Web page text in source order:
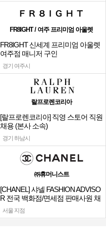
FR8IGHT / 여주 프리미엄 아울렛
FR8IGHT 신세계 프리미엄 아울렛
여주점 매니저 구인
경기 여주시
랄프로렌코리아
[랄프로렌코리아] 직영 스토어 직원
채용 (본사 소속)
경기 하남시
㈜휴머니스트
[CHANEL] 샤넬 FASHION ADVISO
R 전국 백화점/면세점 판매사원 채
용
서울 지점